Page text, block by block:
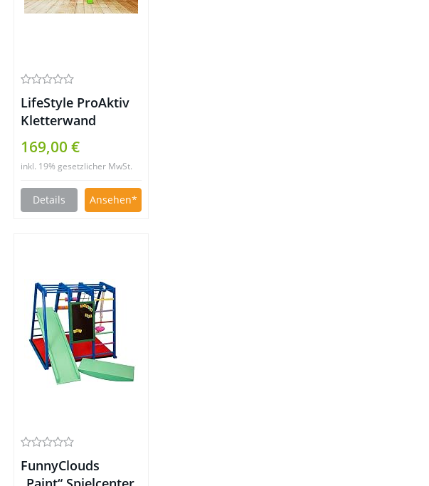
LifeStyle ProAktiv
Kletterwand
169,00 €
inkl. 19% gesetzlicher MwSt.
Details Ansehen
FunnyClouds